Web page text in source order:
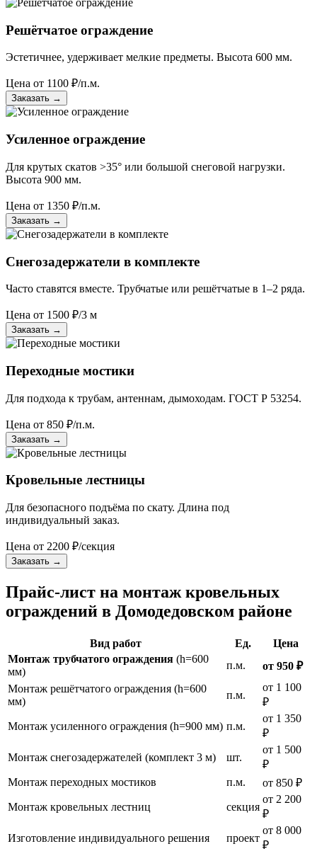
Решётчатое ограждение
Эстетичнее, удерживает мелкие предметы. Высота 600 мм.
Цена от 1100 ₽/п.м.
Заказать →
Усиленное ограждение
Для крутых скатов >35° или большой снеговой нагрузки.
Высота 900 мм.
Цена от 1350 ₽/п.м.
Заказать →
Снегозадержатели в комплекте
Часто ставятся вместе. Трубчатые или решётчатые в 1–2 ряда.
Цена от 1500 ₽/3 м
Заказать →
Переходные мостики
Для подхода к трубам, антеннам, дымоходам. ГОСТ Р 53254.
Цена от 850 ₽/п.м.
Заказать →
Кровельные лестницы
Для безопасного подъёма по скату. Длина под
индивидуальный заказ.
Цена от 2200 ₽/секция
Заказать →
Прайс-лист на монтаж кровельных
ограждений в Домодедовском районе
Вид работ Ед.
Цена
Монтаж трубчатого ограждения (h=600
мм)
п.м.
от 950 ₽
Монтаж решётчатого ограждения (h=600
мм)
п.м.
от 1 100
₽
Монтаж усиленного ограждения (h=900 мм) п.м.
от 1 350
₽
Монтаж снегозадержателей (комплект 3 м)
шт.
от 1 500
₽
Монтаж переходных мостиков
п.м.
от 850 ₽
Монтаж кровельных лестниц
секция
от 2 200
₽
Изготовление индивидуального решения
проект
от 8 000
₽